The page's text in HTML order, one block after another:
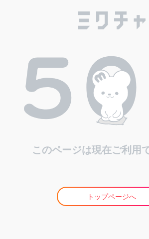
このページは現在ご利用